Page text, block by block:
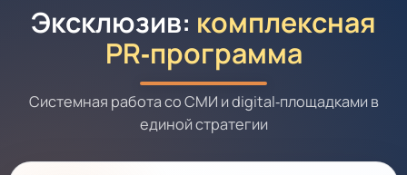
Эксклюзив: комплексная
PR‑программа
Системная работа со СМИ и digital‑площадками в
единой стратегии